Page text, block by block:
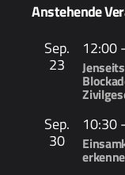
Anstehende
Sep.
23
12:00-
Sep.
30
10:30-